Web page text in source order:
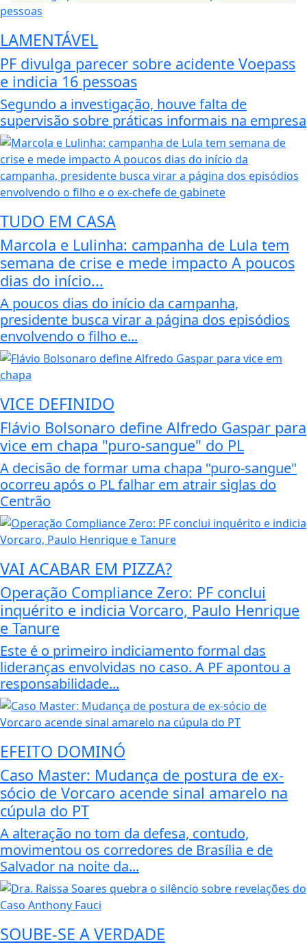
LAMENTÁVEL
PF divulga parecer sobre acidente Voepass
e indicia 16 pessoas
Segundo a investigação, houve falta de
supervisão sobre práticas informais na empresa
TUDO EM CASA
Marcola e Lulinha: campanha de Lula tem
semana de crise e mede impacto A poucos
dias do início...
A poucos dias do início da campanha,
presidente busca virar a página dos episódios
envolvendo o filho e...
VICE DEFINIDO
Flávio Bolsonaro define Alfredo Gaspar para
vice em chapa "puro-sangue" do PL
A decisão de formar uma chapa "puro-sangue"
ocorreu após o PL falhar em atrair siglas do
Centrão
VAI ACABAR EM PIZZA?
Operação Compliance Zero: PF conclui
inquérito e indicia Vorcaro, Paulo Henrique
e Tanure
Este é o primeiro indiciamento formal das
lideranças envolvidas no caso. A PF apontou a
responsabilidade...
EFEITO DOMINÓ
Caso Master: Mudança de postura de ex-
sócio de Vorcaro acende sinal amarelo na
cúpula do PT
A alteração no tom da defesa, contudo,
movimentou os corredores de Brasília e de
Salvador na noite da...
SOUBE-SE A VERDADE